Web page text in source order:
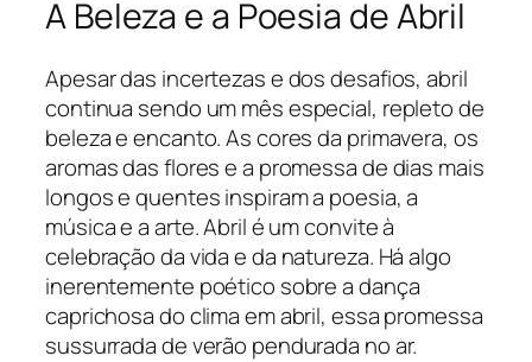
A Beleza e a Poesia de Abril
Apesar das incertezas e dos desafios, abril
continua sendo um mês especial, repleto de
beleza e encanto. As cores da primavera, os
aromas das flores e a promessa de dias mais
longos e quentes inspiram a poesia, a
música e a arte. Abril é um convite à
celebração da vida e da natureza. Há algo
inerentemente poético sobre a dança
caprichosa do clima em abril, essa promessa
sussurrada de verão pendurada no ar.